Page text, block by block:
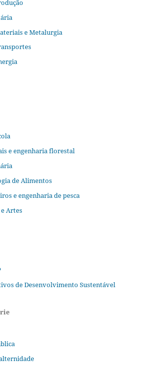
e Metalurgia
e engenharia florestal
de Alimentos
e engenharia de pesca
Artes
de Desenvolvimento Sustentável